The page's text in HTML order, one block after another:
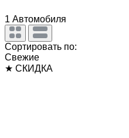
1 Автомобиля
Сортировать по:
Свежие
★ СКИДКА